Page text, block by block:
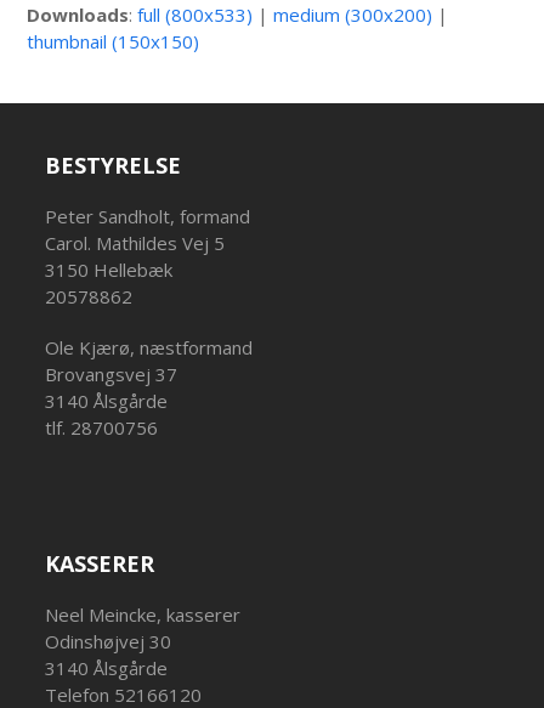
Downloads:full (800x533) |medium (300x200) |
thumbnail (150x150)
BESTYRELSE
Peter Sandholt, formand
Carol. Mathildes Vej 5
3150 Hellebæk
20578862
Ole Kjærø, næstformand
Brovangsvej 37
3140 Ålsgårde
tlf. 28700756
KASSERER
Neel Meincke, kasserer
Odinshøjvej 30
3140 Ålsgårde
Telefon 52166120